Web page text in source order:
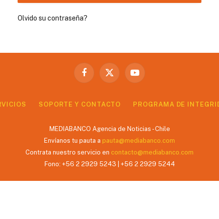
Olvido su contraseña?
Facebook
X
YouTube
SOPORTE Y CONTACTO PROGRAMA DE
MEDIABANCO Agencia de Noticias - Chile
Envíanos tu pauta a pauta@mediabanco.com
Contrata nuestro servicio en contacto@mediabanco.com
Fono: +56 2 2929 5243 | +56 2 2929 5244